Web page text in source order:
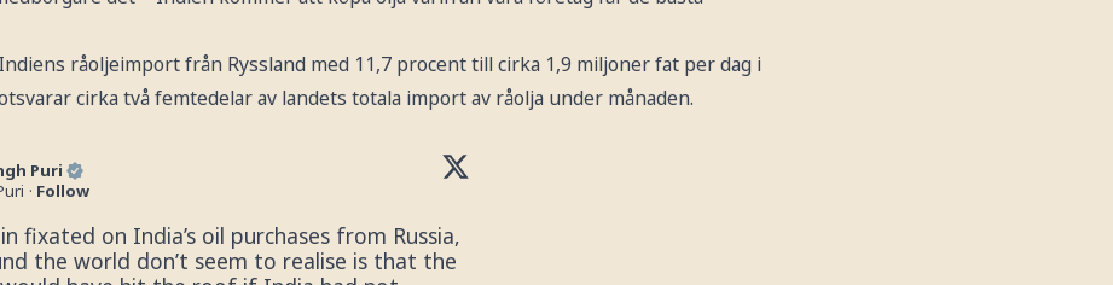
råoljeimport från Ryssland med 11,7 procent till cirka 1,9 miljoner fat per dag i
cirka två femtedelar av landets totala import av råolja under månaden.
Puri
· Follow
fixated on India’s oil purchases from Russia,
the world don’t seem to realise is that the